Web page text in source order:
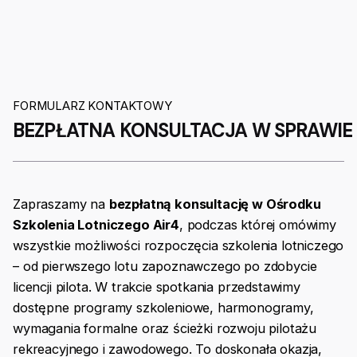
narzędzia niezbędne do planowania lotu.
Koniecznie odwiedź nas przed podpisaniem
FORMULARZ KONTAKTOWY
BEZPŁATNA KONSULTACJA W
Zapraszamy na bezpłatną konsultację w Ośrodku
Szkolenia Lotniczego Air4, podczas której omówimy
wszystkie możliwości rozpoczęcia szkolenia lotniczego
– od pierwszego lotu zapoznawczego po zdobycie
licencji pilota. W trakcie spotkania przedstawimy
dostępne programy szkoleniowe, harmonogramy,
wymagania formalne oraz ścieżki rozwoju pilotażu
rekreacyjnego i zawodowego. To doskonała okazja,